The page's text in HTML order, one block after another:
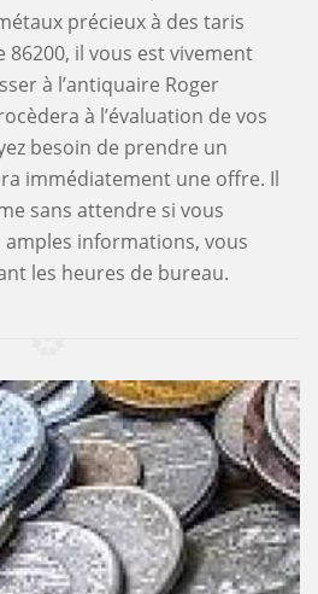
précieux à des taris
86200, il vous est vivement
à l’antiquaire Roger
à l’évaluation de vos
besoin de prendre un
immédiatement une offre. Il
sans attendre si vous
amples informations, vous
les heures de bureau.